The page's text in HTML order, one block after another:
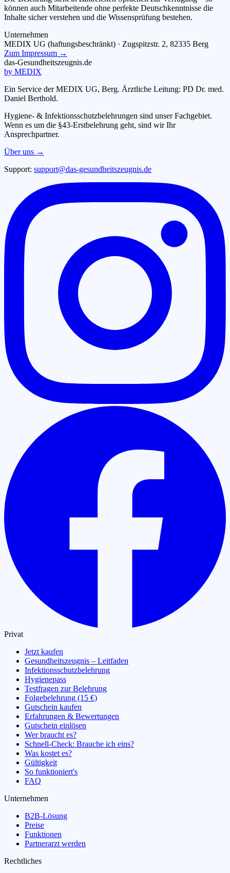
können auch Mitarbeitende ohne perfekte Deutschkenntnisse die
Inhalte sicher verstehen und die Wissensprüfung bestehen.
Unternehmen
MEDIX UG (haftungsbeschränkt) · Zugspitzstr. 2, 82335 Berg
Zum Impressum →
das-Gesundheitszeugnis.de
by MEDIX
Ein Service der MEDIX UG, Berg. Ärztliche Leitung: PD Dr. med.
Daniel Berthold.
Hygiene- & Infektionsschutzbelehrungen sind unser Fachgebiet.
Wenn es um die §43-Erstbelehrung geht, sind wir Ihr
Ansprechpartner.
Über uns →
Support: support@das-gesundheitszeugnis.de
Privat
Jetzt kaufen
Gesundheitszeugnis – Leitfaden
Infektionsschutzbelehrung
Hygienepass
Testfragen zur Belehrung
Folgebelehrung (15 €)
Gutschein kaufen
Erfahrungen & Bewertungen
Gutschein einlösen
Wer braucht es?
Schnell-Check: Brauche ich eins?
Was kostet es?
Gültigkeit
So funktioniert's
FAQ
Unternehmen
B2B-Lösung
Preise
Funktionen
Partnerarzt werden
Rechtliches